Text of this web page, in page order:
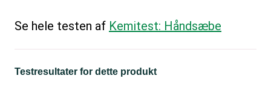
Se hele testen af Kemitest: Håndsæbe
Testresultater for dette produkt